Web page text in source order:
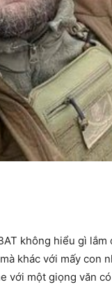
không hiểu gì
khác với mấy con
với một giọng văn